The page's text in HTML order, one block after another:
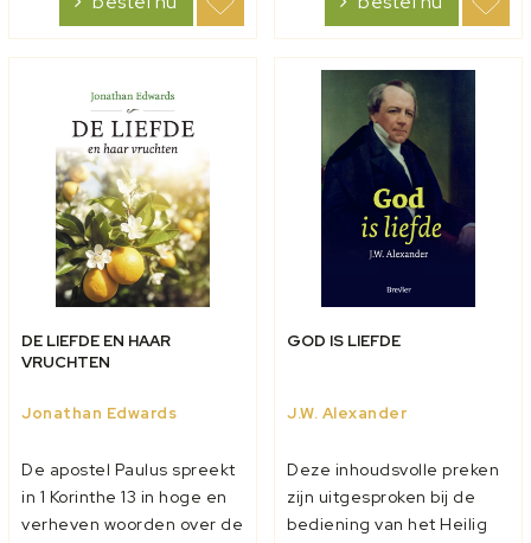
brengt mensen van lang
geleden dicht bij de lezer.
onder de indianen te
werken. Ze ziet
aanvankelijk weinig vruc...
DE LIEFDE EN HAAR
VRUCHTEN
Jonathan Edwards
De apostel Paulus spreekt
in 1 Korinthe 13 in hoge en
verheven woorden over de
GOD IS LIEFDE
J.W. Alexander
Deze inhoudsvolle preken
zijn uitgesproken bij de
bediening van het Heilig